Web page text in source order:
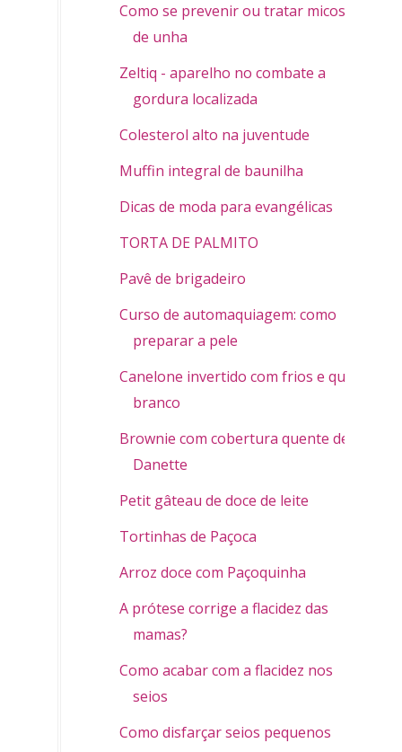
Como se prevenir ou tratar micose
de unha
Zeltiq - aparelho no combate a
gordura localizada
Colesterol alto na juventude
Muffin integral de baunilha
Dicas de moda para evangélicas
TORTA DE PALMITO
Pavê de brigadeiro
Curso de automaquiagem: como
preparar a pele
Canelone invertido com frios e queijo
branco
Brownie com cobertura quente de
Danette
Petit gâteau de doce de leite
Tortinhas de Paçoca
Arroz doce com Paçoquinha
A prótese corrige a flacidez das
mamas?
Como acabar com a flacidez nos
seios
Como disfarçar seios pequenos